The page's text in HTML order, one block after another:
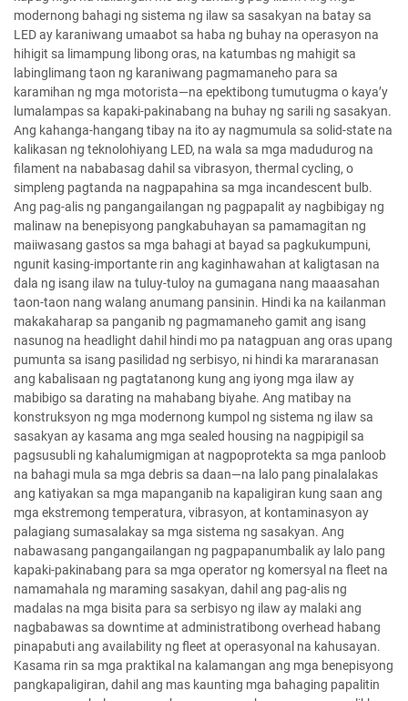
modernong bahagi ng sistema ng ilaw sa sasakyan na batay sa
LED ay karaniwang umaabot sa haba ng buhay na operasyon na
hihigit sa limampung libong oras, na katumbas ng mahigit sa
labinglimang taon ng karaniwang pagmamaneho para sa
karamihan ng mga motorista—na epektibong tumutugma o kaya’y
lumalampas sa kapaki-pakinabang na buhay ng sarili ng sasakyan.
Ang kahanga-hangang tibay na ito ay nagmumula sa solid-state na
kalikasan ng teknolohiyang LED, na wala sa mga madudurog na
filament na nababasag dahil sa vibrasyon, thermal cycling, o
simpleng pagtanda na nagpapahina sa mga incandescent bulb.
Ang pag-alis ng pangangailangan ng pagpapalit ay nagbibigay ng
malinaw na benepisyong pangkabuhayan sa pamamagitan ng
maiiwasang gastos sa mga bahagi at bayad sa pagkukumpuni,
ngunit kasing-importante rin ang kaginhawahan at kaligtasan na
dala ng isang ilaw na tuluy-tuloy na gumagana nang maaasahan
taon-taon nang walang anumang pansinin. Hindi ka na kailanman
makakaharap sa panganib ng pagmamaneho gamit ang isang
nasunog na headlight dahil hindi mo pa natagpuan ang oras upang
pumunta sa isang pasilidad ng serbisyo, ni hindi ka mararanasan
ang kabalisaan ng pagtatanong kung ang iyong mga ilaw ay
mabibigo sa darating na mahabang biyahe. Ang matibay na
konstruksyon ng mga modernong kumpol ng sistema ng ilaw sa
sasakyan ay kasama ang mga sealed housing na nagpipigil sa
pagsusubli ng kahalumigmigan at nagpoprotekta sa mga panloob
na bahagi mula sa mga debris sa daan—na lalo pang pinalalakas
ang katiyakan sa mga mapanganib na kapaligiran kung saan ang
mga ekstremong temperatura, vibrasyon, at kontaminasyon ay
palagiang sumasalakay sa mga sistema ng sasakyan. Ang
nabawasang pangangailangan ng pagpapanumbalik ay lalo pang
kapaki-pakinabang para sa mga operator ng komersyal na fleet na
namamahala ng maraming sasakyan, dahil ang pag-alis ng
madalas na mga bisita para sa serbisyo ng ilaw ay malaki ang
nagbabawas sa downtime at administratibong overhead habang
pinapabuti ang availability ng fleet at operasyonal na kahusayan.
Kasama rin sa mga praktikal na kalamangan ang mga benepisyong
pangkapaligiran, dahil ang mas kaunting mga bahaging papalitin